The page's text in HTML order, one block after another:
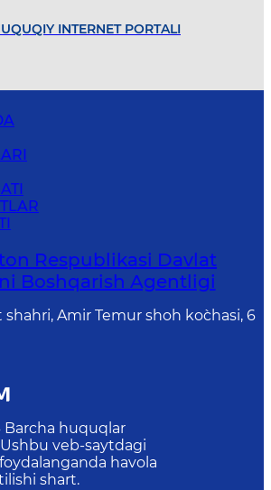
INTERNET PORTALI
Respublikasi Davlat
Boshqarish Agentligi
Amir Temur shoh ko`chasi, 6
Barcha huquqlar
veb-saytdagi
havola
shart.